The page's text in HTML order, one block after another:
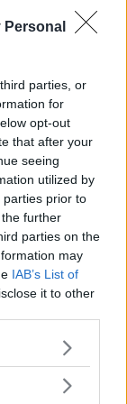
Personal
parties, or
for
opt-out
that after your
seeing
utilized by
parties prior to
further
parties on the
may
IAB’s List of
it to other
more Google
may click to
da
questo
troppo
irreale,
sbagliato,